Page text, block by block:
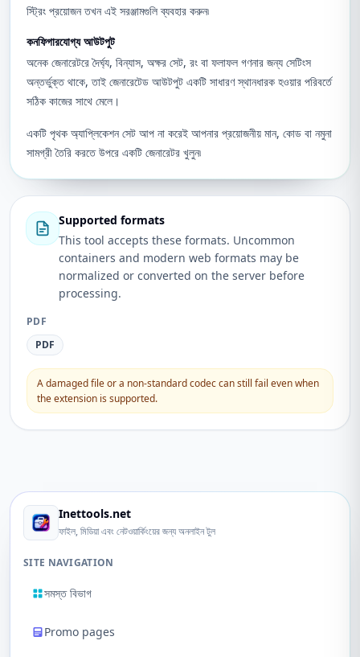
স্ট্রিং প্রয়োজন তখন এই সরঞ্জামগুলি ব্যবহার করুন৷
কনফিগারযোগ্য আউটপুট
অনেক জেনারেটরে দৈর্ঘ্য, বিন্যাস, অক্ষর সেট, রং বা ফলাফল গণনার জন্য সেটিংস
অন্তর্ভুক্ত থাকে, তাই জেনারেটেড আউটপুট একটি সাধারণ স্থানধারক হওয়ার পরিবর্তে
সঠিক কাজের সাথে মেলে।
একটি পৃথক অ্যাপ্লিকেশন সেট আপ না করেই আপনার প্রয়োজনীয় মান, কোড বা নমুনা
সামগ্রী তৈরি করতে উপরে একটি জেনারেটর খুলুন৷
Supported formats
This tool accepts these formats. Uncommon
containers and modern web formats may be
normalized or converted on the server before
processing.
PDF
PDF
A damaged file or a non-standard codec can still fail even when
the extension is supported.
Inettools.net
ফাইল, মিডিয়া এবং নেটওয়ার্কিংয়ের জন্য অনলাইন টুল
SITE NAVIGATION
সমস্ত বিভাগ
Promo pages